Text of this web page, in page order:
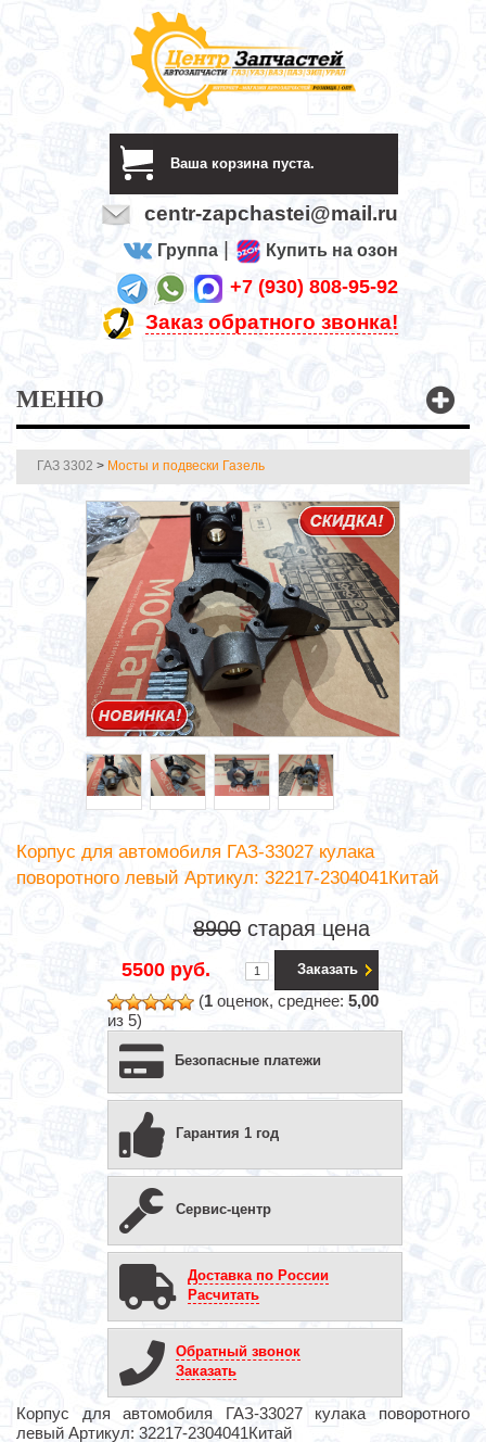
Ваша корзина пуста.
centr-zapchastei@mail.ru
Группа Купить на озон
+7 (930) 808-95-92
Заказ обратного звонка!
МЕНЮ
ГАЗ 3302 > Мосты и подвески Газель
Корпус для автомобиля ГАЗ-33027 кулака
поворотного левый Артикул: 32217-2304041Китай
8900 старая цена
5500 руб. Заказать
(1 оценок, среднее: 5,00
из 5)
Безопасные платежи
Гарантия 1 год
Сервис-центр
Доставка по России
Расчитать
Обратный звонок
Заказать
Корпус для автомобиля ГАЗ-33027 кулака поворотного
левый Артикул: 32217-2304041Китай